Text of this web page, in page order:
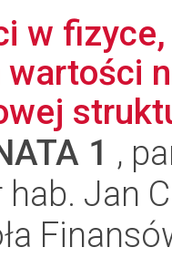
w
1 ,
Jan